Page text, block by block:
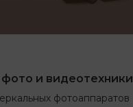
фото и видеотехники
фотоаппаратов